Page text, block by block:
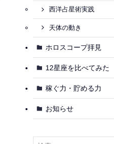
西洋占星術実践
天体の動き
ホロスコープ拝見
12星座を比べてみた
稼ぐ力・貯める力
お知らせ